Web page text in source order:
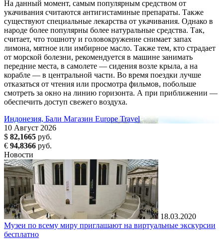
На данный момент, самым популярным средством от
укачивания считаются антигистаминые препараты. Также
существуют специальные лекарства от укачивания. Однако в
народе более популярны более натуральные средства. Так,
считает, что тошноту и головокружение снимает запах
лимона, мятное или имбирное масло. Также тем, кто страдает
от морской болезни, рекомендуется в машине занимать
передние места, в самолете — сидения возле крыла, а на
корабле — в центральной части. Во время поездки лучше
отказаться от чтения или просмотра фильмов, побольше
смотреть за окно на линию горизонта. А при приближении —
обеспечить доступ свежего воздуха.
Индонезия, Бали Магазин Europe Travel
10 Август 2026
$ 82,1665 руб.
€ 94,8366 руб.
Новости
18.03.2020
Музеи по всему миру приглашают на виртуальные экскурсии
бесплатно